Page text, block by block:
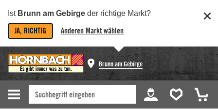
Ist Brunn am Gebirge der richtige Markt?
JA, RICHTIG Anderen Markt wählen
Brunn am Gebirge